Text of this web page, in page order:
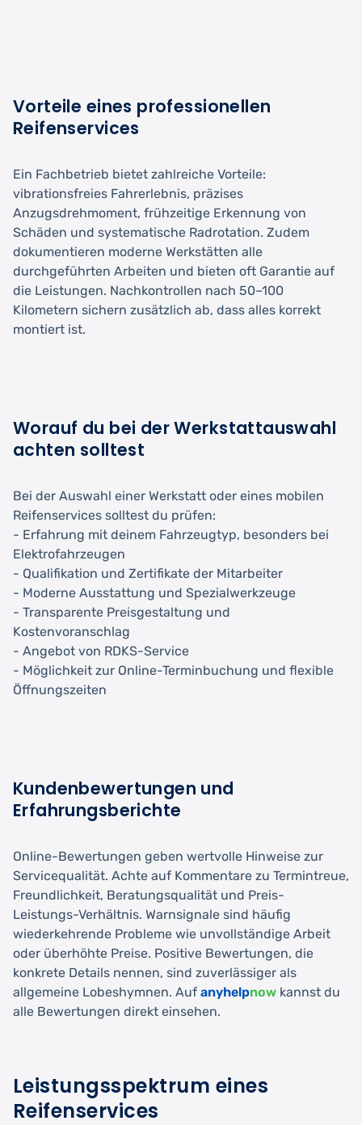
Vorteile eines professionellen
Reifenservices
Ein Fachbetrieb bietet zahlreiche Vorteile:
vibrationsfreies Fahrerlebnis, präzises
Anzugsdrehmoment, frühzeitige Erkennung von
Schäden und systematische Radrotation. Zudem
dokumentieren moderne Werkstätten alle
durchgeführten Arbeiten und bieten oft Garantie auf
die Leistungen. Nachkontrollen nach 50–100
Kilometern sichern zusätzlich ab, dass alles korrekt
montiert ist.
Worauf du bei der Werkstattauswahl
achten solltest
Bei der Auswahl einer Werkstatt oder eines mobilen
Reifenservices solltest du prüfen:
- Erfahrung mit deinem Fahrzeugtyp, besonders bei
Elektrofahrzeugen
- Qualifikation und Zertifikate der Mitarbeiter
- Moderne Ausstattung und Spezialwerkzeuge
- Transparente Preisgestaltung und
Kostenvoranschlag
- Angebot von RDKS-Service
- Möglichkeit zur Online-Terminbuchung und flexible
Öffnungszeiten
Kundenbewertungen und
Erfahrungsberichte
Online-Bewertungen geben wertvolle Hinweise zur
Servicequalität. Achte auf Kommentare zu Termintreue,
Freundlichkeit, Beratungsqualität und Preis-
Leistungs-Verhältnis. Warnsignale sind häufig
wiederkehrende Probleme wie unvollständige Arbeit
oder überhöhte Preise. Positive Bewertungen, die
konkrete Details nennen, sind zuverlässiger als
allgemeine Lobeshymnen. Auf anyhelpnow kannst du
alle Bewertungen direkt einsehen.
Leistungsspektrum eines
Reifenservices